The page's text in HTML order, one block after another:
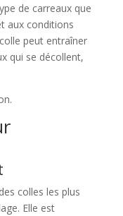
de carreaux que
aux conditions
peut entraîner
qui se décollent,
colles les plus
Elle est